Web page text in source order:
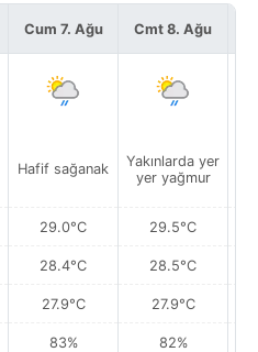
Cum 7. Ağu
Hafif sağanak
29.0°C
28.4°C
27.9°C
83%
Cmt 8. Ağu
Yakınlarda yer
yer yağmur
29.5°C
28.5°C
27.9°C
82%